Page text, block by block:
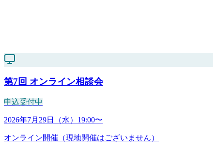
第7回 オンライン相談会
申込受付中